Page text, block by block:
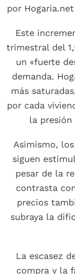
por
Este
trimestral del
un «fuerte
demanda.
más
por cada
la
Asimismo,
siguen
pesar de la
contrasta
precios
subraya la
La escasez
compra y la